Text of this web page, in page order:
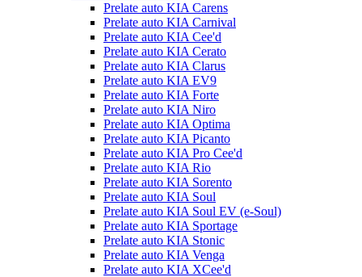
Prelate auto KIA Carens
Prelate auto KIA Carnival
Prelate auto KIA Cee'd
Prelate auto KIA Cerato
Prelate auto KIA Clarus
Prelate auto KIA EV9
Prelate auto KIA Forte
Prelate auto KIA Niro
Prelate auto KIA Optima
Prelate auto KIA Picanto
Prelate auto KIA Pro Cee'd
Prelate auto KIA Rio
Prelate auto KIA Sorento
Prelate auto KIA Soul
Prelate auto KIA Soul EV (e-Soul)
Prelate auto KIA Sportage
Prelate auto KIA Stonic
Prelate auto KIA Venga
Prelate auto KIA XCee'd